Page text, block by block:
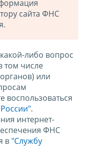
сайта ФНС
либо вопрос
том числе
или
воспользоваться
.
интернет-
ФНС
в "Службу